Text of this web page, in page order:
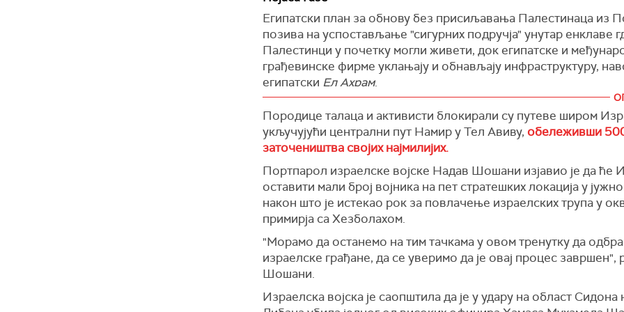
Египатски план за обнову без присиљавања Палестинаца из
позива на успостављање "сигурних подручја" унутар енклаве
Палестинци у почетку могли живети, док египатске и
грађевинске фирме уклањају и обнављају инфраструктуру,
египатски Ел Ахрам.
Тај предлог је у супротности са предлогом председника
Трампа о ненасељавању територије како би САД могле да је
Египатски званичници су о плану разговарали са европским
дипломатама, као и са Саудијском Арабијом, Катаром и
Арапским Емиратима, према речима двојице египатских
арапских и западних дипломата.
Дипломате разговарају о начинима финансирања
укључујући међународну конференцију о обнови Газе, каже
египатских званичника и арапски дипломата.
Званичници и дипломате говоре под условом анонимности јер
Породице талаца и активисти блокирали су путеве широм
укључујући централни пут Намир у Тел Авиву, обележивши
заточеништва својих најмилијих.
Портпарол израелске војске Надав Шошани изјавио је да ће
оставити мали број војника на пет стратешких локација у
након што је истекао рок за повлачење израелских трупа у
примирја са Хезболахом.
"Морамо да останемо на тим тачкама у овом тренутку да
израелске грађане, да се уверимо да је овај процес завршен",
Шошани.
Израелска војска је саопштила да је у удару на област Сидона